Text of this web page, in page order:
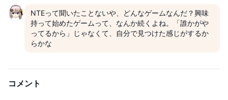
NTEって聞いたことないや、どんなゲームなんだ？興味
持って始めたゲームって、なんか続くよね。「誰かがや
ってるから」じゃなくて、自分で見つけた感じがするか
らかな
コメント